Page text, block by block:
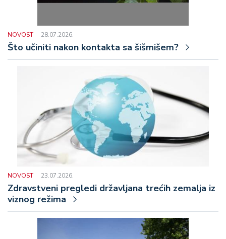
NOVOST 28.07.2026.
Što učiniti nakon kontakta sa šišmišem?
NOVOST 23.07.2026.
Zdravstveni pregledi državljana trećih zemalja iz
viznog režima